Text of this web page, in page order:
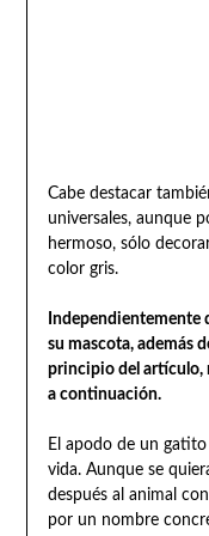
Cabe destacar
universales, aunque
hermoso, sólo
color gris.
Independientemente
su mascota, además
principio del artículo,
a continuación.
El apodo de un
vida. Aunque se
después al animal
por un nombre